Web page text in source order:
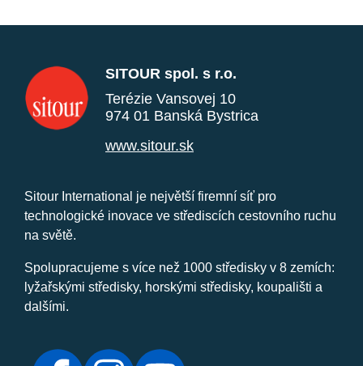
SITOUR spol. s r.o.
Terézie Vansovej 10
974 01 Banská Bystrica
www.sitour.sk
Sitour International je největší firemní síť pro
technologické inovace ve střediscích cestovního ruchu
na světě.
Spolupracujeme s více než 1000 středisky v 8 zemích:
lyžařskými středisky, horskými středisky, koupališti a
dalšími.